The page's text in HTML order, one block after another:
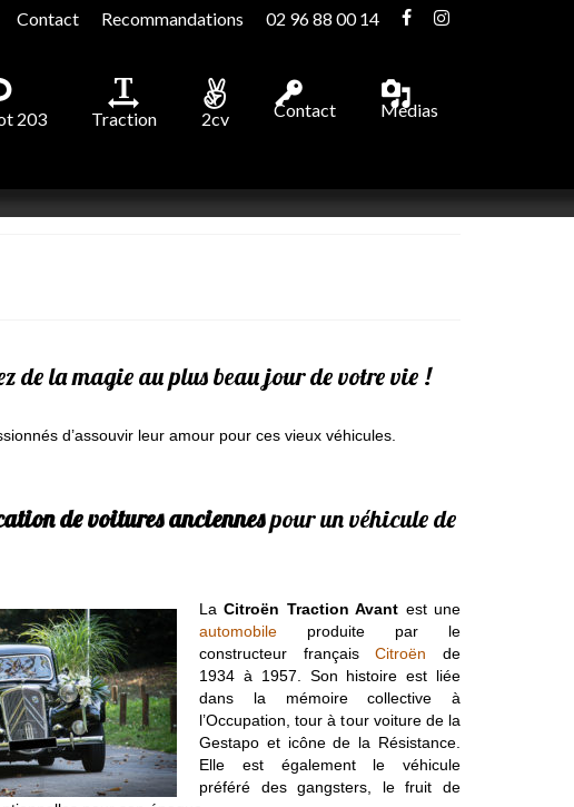
Contact Recommandations 02 96 88 00 14
203 Traction 2cv Contact Medias
de la magie au plus beau jour de votre vie !
d’assouvir leur amour pour ces vieux véhicules.
de voitures anciennespour un véhicule de
LaCitroën Traction Avant est une
automobile produite par le
constructeur françaisCitroën de
1934 à 1957. Son histoire est liée
dans la mémoire collective à
l’Occupation, tour à tour voiture de la
Gestapo et icône de la Résistance.
Elle est également le véhicule
préféré des gangsters, le fruit de